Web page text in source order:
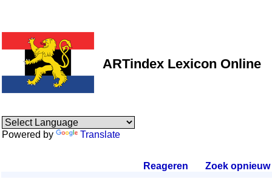
ARTindex Lexicon Online
Powered by Translate
Reageren Zoek opnieuw.